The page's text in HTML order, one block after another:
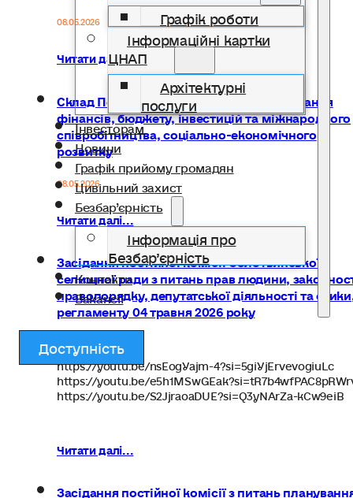
Графік роботи
Інформаційні картки
ЦНАП
Архітектурні
послуги
Інвесторам
Новини
Графік прийому громадян
Цивільний захист
Безбар’єрність
Інформація про
Безбар’єрність
Контакти
Вакансії
Доступність
08.05.2026
Читати далі...
Склад Постійної комісії з питань планування
фінансів, бюджету, інвестицій та міжнародного
співробітництва, соціально-економічного
розвитку
08.05.2026
Читати далі...
Засідання постійної комісії Солотвинської
селищної ради з питань прав людини,
правопорядку, депутатської діяльності та
регламенту 04 травня 2026 року
07.05.2026
https://youtu.be/nsEogYajm-4?si=5giYjErvevogiuLc
https://youtu.be/
https://youtu.be/S2JjraoaDUE?si=Q3yNArZa-kCw9eiB
Читати далі...
Засідання постійної комісії з питань